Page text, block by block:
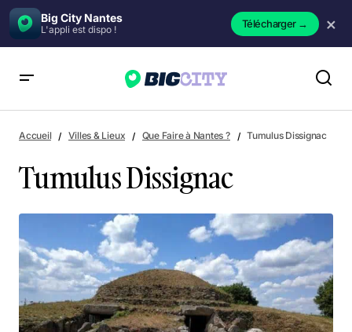
Big City Nantes
L'appli est dispo ! Télécharger→ ×
Accueil Villes & Lieux Que Faire à Nantes ? Tumulus Dissignac
Tumulus Dissignac